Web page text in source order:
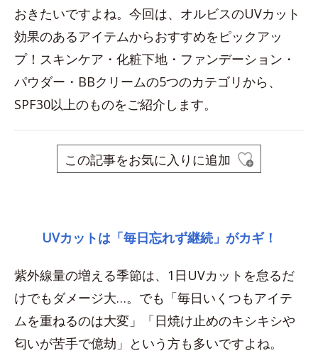
おきたいですよね。今回は、オルビスのUVカット
効果のあるアイテムからおすすめをピックアッ
プ！スキンケア・化粧下地・ファンデーション・
パウダー・BBクリームの5つのカテゴリから、
SPF30以上のものをご紹介します。
この記事をお気に入りに追加
UVカットは「毎日忘れず継続」がカギ！
紫外線量の増える季節は、1日UVカットを怠るだ
けでもダメージ大…。でも「毎日いくつもアイテ
ムを重ねるのは大変」「日焼け止めのキシキシや
匂いが苦手で億劫」という方も多いですよね。